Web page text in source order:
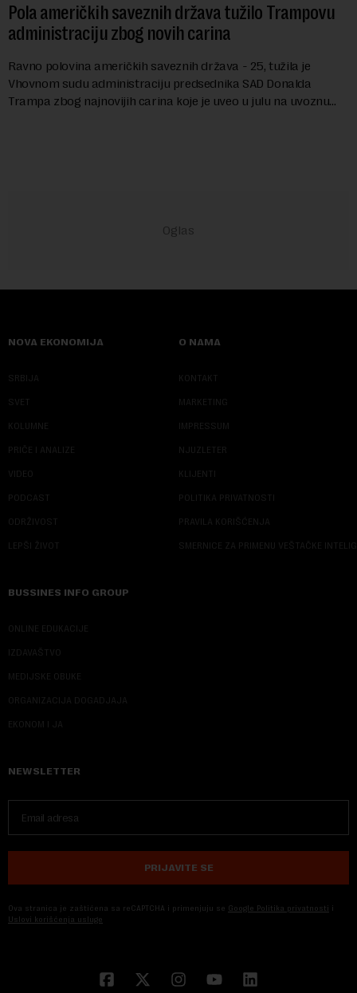
Pola američkih saveznih država tužilo Trampovu
administraciju zbog novih carina
Ravno polovina američkih saveznih država - 25, tužila je
Vhovnom sudu administraciju predsednika SAD Donalda
Trampa zbog najnovijih carina koje je uveo u julu na uvoznu
NOVA EKONOMIJA
SRBIJA
SVET
KOLUMNE
PRIČE I ANALIZE
VIDEO
PODCAST
ODRŽIVOST
LEPŠI ŽIVOT
O NAMA
KONTAKT
MARKETING
IMPRESSUM
NJUZLETER
KLIJENTI
POLITIKA PRIVATNOSTI
PRAVILA KORIŠĆENJA
SMERNICE ZA PRIMENU VEŠTAČKE
BUSSINES INFO GROUP
ONLINE EDUKACIJE
IZDAVAŠTVO
MEDIJSKE OBUKE
ORGANIZACIJA DOGADJAJA
EKONOM I JA
NEWSLETTER
PRIJAVITE SE
Ova stranica je zaštićena sa reCAPTCHA i primenjuju se Google Politika privatnosti i
Uslovi korišćenja usluge